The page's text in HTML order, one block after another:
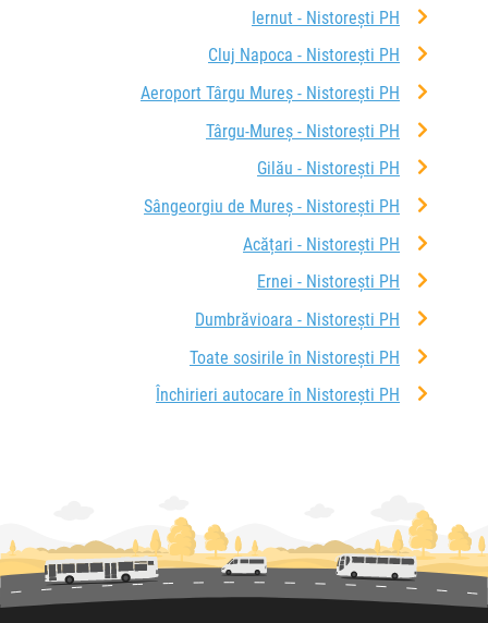
Iernut - Nistorești PH
Cluj Napoca - Nistorești PH
Aeroport Târgu Mureș - Nistorești PH
Târgu-Mureș - Nistorești PH
Gilău - Nistorești PH
Sângeorgiu de Mureș - Nistorești PH
Acățari - Nistorești PH
Ernei - Nistorești PH
Dumbrăvioara - Nistorești PH
Toate sosirile în Nistorești PH
Închirieri autocare în Nistorești PH